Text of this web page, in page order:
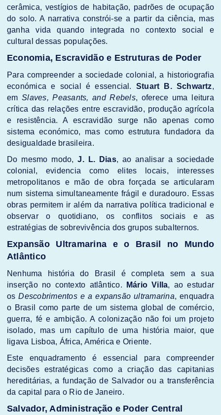
cerâmica, vestígios de habitação, padrões de ocupação
do solo. A narrativa constrói-se a partir da ciência, mas
ganha vida quando integrada no contexto social e
cultural dessas populações.
Economia, Escravidão e Estruturas de Poder
Para compreender a sociedade colonial, a historiografia
económica e social é essencial. Stuart B. Schwartz,
emSlaves, Peasants, and Rebels, oferece uma leitura
crítica das relações entre escravidão, produção agrícola
e resistência. A escravidão surge não apenas como
sistema económico, mas como estrutura fundadora da
desigualdade brasileira.
Do mesmo modo,J. L. Dias, ao analisar a sociedade
colonial, evidencia como elites locais, interesses
metropolitanos e mão de obra forçada se articularam
num sistema simultaneamente frágil e duradouro. Essas
obras permitem ir além da narrativa política tradicional e
observar o quotidiano, os conflitos sociais e as
estratégias de sobrevivência dos grupos subalternos.
Expansão Ultramarina e o Brasil no Mundo
Atlântico
Nenhuma história do Brasil é completa sem a sua
inserção no contexto atlântico.
Mário Villa, ao estudar
osDescobrimentos e a expansão ultramarina, enquadra
o Brasil como parte de um sistema global de comércio,
guerra, fé e ambição. A colonização não foi um projeto
isolado, mas um capítulo de uma história maior, que
ligava Lisboa, África, América e Oriente.
Este enquadramento é essencial para compreender
decisões estratégicas como a criação das capitanias
hereditárias, a fundação de Salvador ou a transferência
da capital para o Rio de Janeiro.
Salvador, Administração e Poder Central